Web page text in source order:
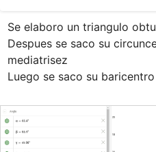
Abrir
Se elaboro un triangulo
Despues se saco su
mediatrisez
Luego se saco su